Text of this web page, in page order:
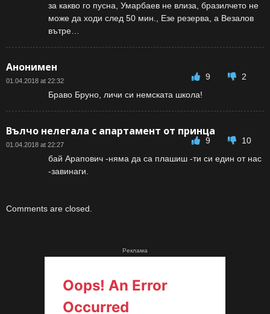
за какво го пусна, Умарбаев не влиза, бразилчето не
може да ходи след 50 мин., Езе резерва, а Везалов
вътре…
Анонимен
01.04.2018 at 22:32 9
2
Браво Бруно, личи си немската школа!
Вълчо нелегала с апартамент от принца
01.04.2018 at 22:27 9
10
бай Арапович -няма да са плашиш -ти си един от нас
-завинаги.
Comments are closed.
Реклама